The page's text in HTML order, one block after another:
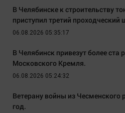
В Челябинске к строительству
приступил третий проходческий
06.08.2026 05:35:17
В Челябинск привезут более ста
Московского Кремля.
06.08.2026 05:24:32
Ветерану войны из Чесменского
год.